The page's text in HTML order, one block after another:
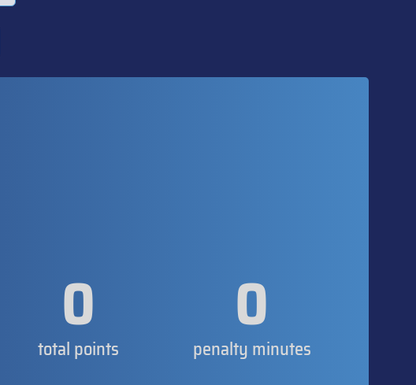
0
total points 0
penalty minutes